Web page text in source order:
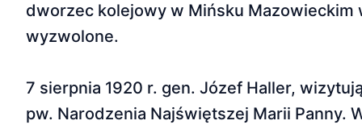
dworzec kolejowy w Mińsku Mazowieckim
wyzwolone.
7 sierpnia 1920 r. gen. Józef Haller,
pw. Narodzenia Najświętszej Marii Panny.